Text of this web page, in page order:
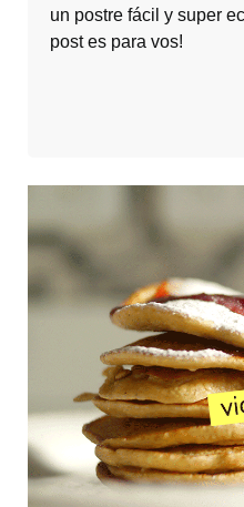
un postre fácil y super
post es para vos!